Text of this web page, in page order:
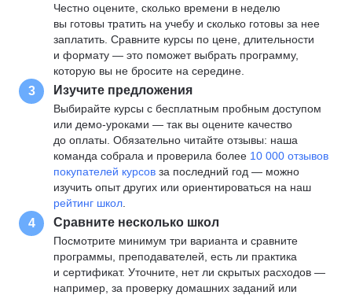
Честно оцените, сколько времени в неделю
вы готовы тратить на учебу и сколько готовы за нее
заплатить. Сравните курсы по цене, длительности
и формату — это поможет выбрать программу,
которую вы не бросите на середине.
3 Изучите предложения
Выбирайте курсы с бесплатным пробным доступом
или демо-уроками — так вы оцените качество
до оплаты. Обязательно читайте отзывы: наша
команда собрала и проверила более 10 000 отзывов
покупателей курсов за последний год — можно
изучить опыт других или ориентироваться на наш
рейтинг школ
4 Сравните несколько школ
Посмотрите минимум три варианта и сравните
программы, преподавателей, есть ли практика
и сертификат. Уточните, нет ли скрытых расходов —
например, за проверку домашних заданий или